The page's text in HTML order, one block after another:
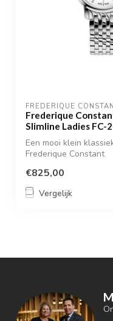
FREDERIQUE
Frederique
Slimline Ladies FC-
Een mooi klein
Frederique Constant
€825,00
Vergelijk